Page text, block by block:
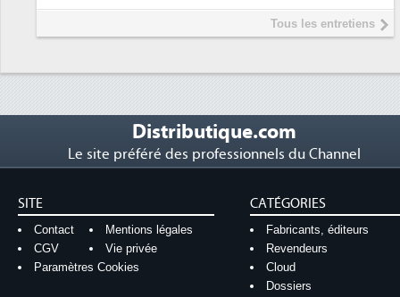
Tous les entretiens
Distributique.com
Le site préféré des professionnels du Channel
SITE
Contact
Mentions légales
CGV
Vie privée
Paramètres Cookies
CATÉGORIES
Fabricants, éditeurs
Revendeurs
Cloud
Dossiers